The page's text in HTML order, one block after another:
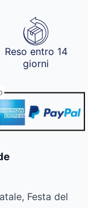
Reso entro 14
giorni
Festa del